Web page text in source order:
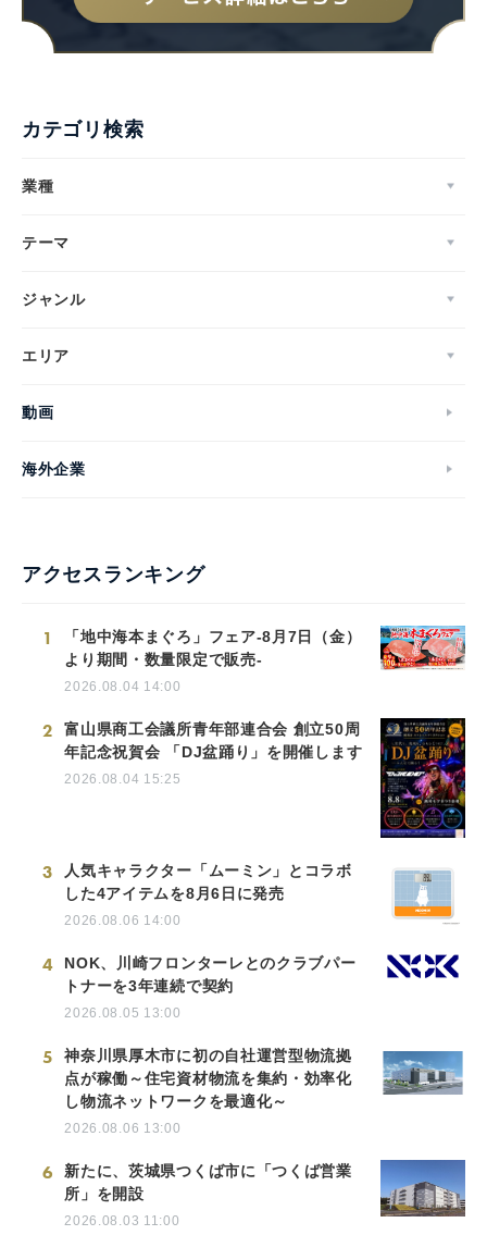
カテゴリ検索
業種
テーマ
ジャンル
エリア
動画
海外企業
アクセスランキング
1
「地中海本まぐろ」フェア-8月7日（金）
より期間・数量限定で販売-
2026.08.04 14:00
2
富山県商工会議所青年部連合会 創立50周
年記念祝賀会 「DJ盆踊り」を開催します
2026.08.04 15:25
3
人気キャラクター「ムーミン」とコラボ
した4アイテムを8月6日に発売
2026.08.06 14:00
4
NOK、川崎フロンターレとのクラブパー
トナーを3年連続で契約
2026.08.05 13:00
5
神奈川県厚木市に初の自社運営型物流拠
点が稼働～住宅資材物流を集約・効率化
し物流ネットワークを最適化～
2026.08.06 13:00
6
新たに、茨城県つくば市に「つくば営業
所」を開設
2026.08.03 11:00
English